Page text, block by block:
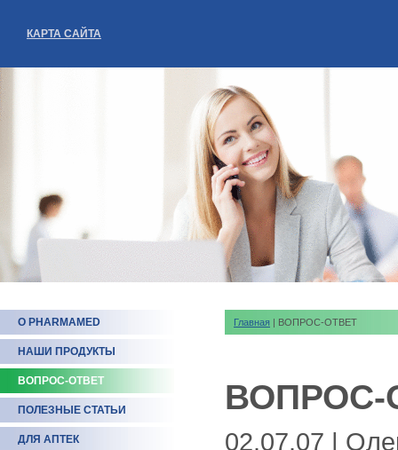
КАРТА САЙТА
О PHARMAMED
НАШИ ПРОДУКТЫ
ВОПРОС-ОТВЕТ
ПОЛЕЗНЫЕ СТАТЬИ
ДЛЯ АПТЕК
Главная | ВОПРОС-ОТВЕТ
ВОПРОС-
02.07.07 |